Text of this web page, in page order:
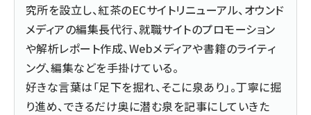
究所を設立し、紅茶のECサイトリニューアル、オウンド
メディアの編集長代行、就職サイトのプロモーション
や解析レポート作成、Webメディアや書籍のライティ
ング、編集などを手掛けている。
好きな言葉は「足下を掘れ、そこに泉あり」。丁寧に掘
り進め、できるだけ奥に潜む泉を記事にしていきた